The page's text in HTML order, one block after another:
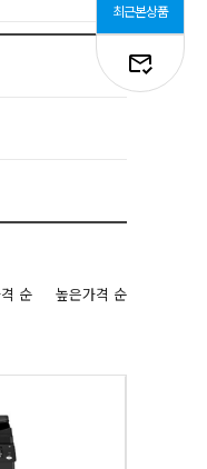
최근본상품
순 높은가격 순